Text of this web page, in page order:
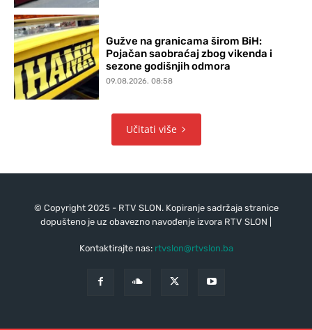
Gužve na granicama širom BiH:
Pojačan saobraćaj zbog vikenda i
sezone godišnjih odmora
09.08.2026. 08:58
Učitati više
© Copyright 2025 - RTV SLON. Kopiranje sadržaja stranice
dopušteno je uz obavezno navođenje izvora RTV SLON |
Kontaktirajte nas: rtvslon@rtvslon.ba